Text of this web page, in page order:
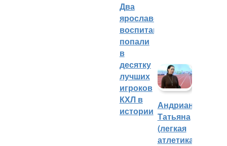
Два
ярославских
воспитанника
попали
в
десятку
лучших
игроков
КХЛ в
истории
Андрианова
Татьяна
(легкая
атлетика)